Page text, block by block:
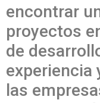
encontrar
proyectos
de
experiencia
las